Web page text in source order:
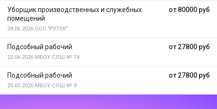
от 80000 руб
Уборщик производственных и служебных
помещений
24.06.2026 ООО "РУТЕК"
от 27800 руб
Подсобный рабочий
22.06.2026 МБОУ СОШ № 14
от 27800 руб
Подсобный рабочий
25.05.2026 МБОУ СОШ № 9